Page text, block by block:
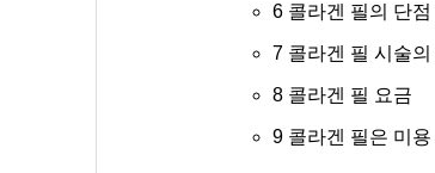
6콜라겐 필의 단점
7콜라겐 필 시술의
8콜라겐 필 요금
9콜라겐 필은 미용